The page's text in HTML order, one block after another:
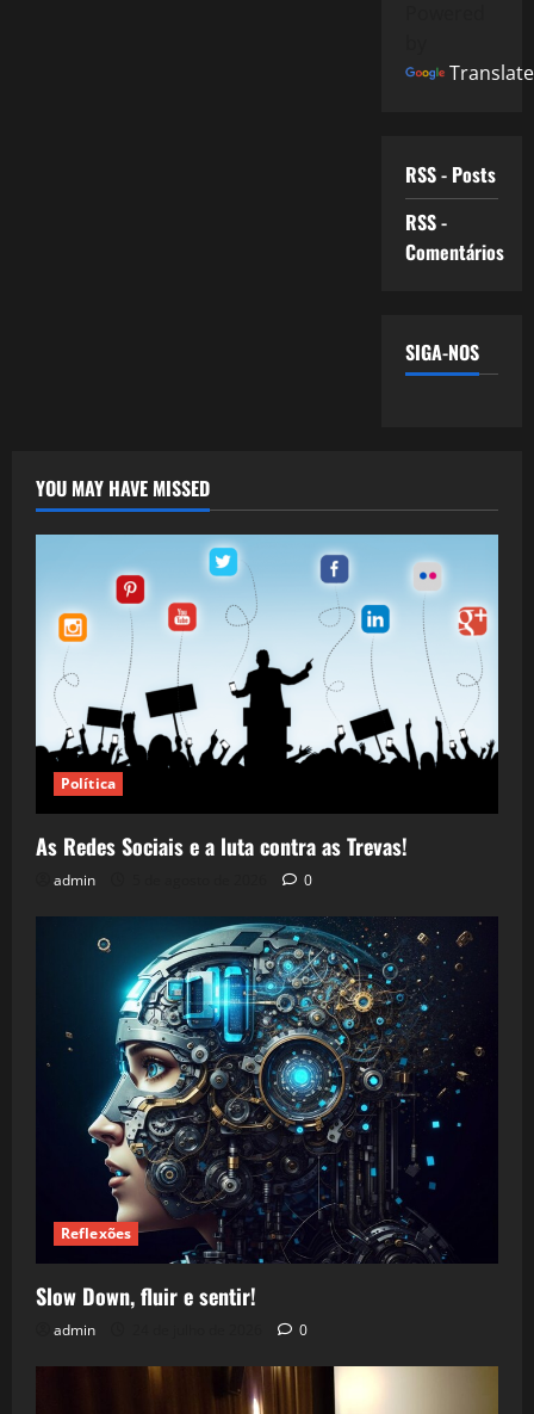
Translate
RSS - Posts
RSS -
Comentários
SIGA-NOS
YOU MAY HAVE MISSED
Política
As Redes Sociais e a luta contra as Trevas!
admin 0
Reflexões
Slow Down, fluir e sentir!
admin 0